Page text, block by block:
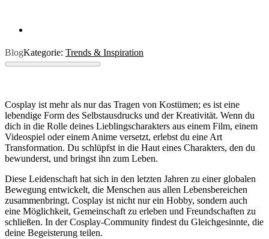
BlogKategorie: Trends & Inspiration
Cosplay ist mehr als nur das Tragen von Kostümen; es ist eine
lebendige Form des Selbstausdrucks und der Kreativität. Wenn du
dich in die Rolle deines Lieblingscharakters aus einem Film, einem
Videospiel oder einem Anime versetzt, erlebst du eine Art
Transformation. Du schlüpfst in die Haut eines Charakters, den du
bewunderst, und bringst ihn zum Leben.
Diese Leidenschaft hat sich in den letzten Jahren zu einer globalen
Bewegung entwickelt, die Menschen aus allen Lebensbereichen
zusammenbringt. Cosplay ist nicht nur ein Hobby, sondern auch
eine Möglichkeit, Gemeinschaft zu erleben und Freundschaften zu
schließen. In der Cosplay-Community findest du Gleichgesinnte, die
deine Begeisterung teilen.